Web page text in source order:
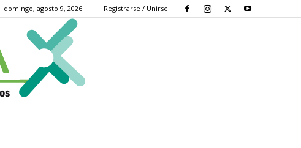
domingo, agosto 9, 2026 Registrarse / Unirse